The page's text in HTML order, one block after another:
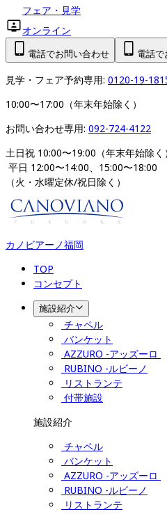
フェア・見学
オンライン
電話でお問い合わせ 電話で
見学・フェア予約専用: 0120-19-
10:00〜17:00（年末年始除く）
お問い合わせ専用: 092-724-4122
土日祝 10:00〜19:00（年末年始除く）
平日 12:00〜14:00、15:00〜18:00
（火・水曜定休/祝日除く）
カノビアーノ福岡
TOP
コンセプト
施設紹介
チャペル
バンケット
AZZURO -アッズーロ
RUBINO -ルビーノ
リストランテ
付帯施設
施設紹介
チャペル
バンケット
AZZURO -アッズーロ
RUBINO -ルビーノ
リストランテ